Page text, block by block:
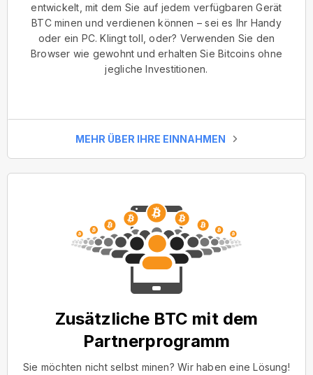
entwickelt, mit dem Sie auf jedem verfügbaren Gerät
BTC minen und verdienen können – sei es Ihr Handy
oder ein PC. Klingt toll, oder? Verwenden Sie den
Browser wie gewohnt und erhalten Sie Bitcoins ohne
jegliche Investitionen.
MEHR ÜBER IHRE EINNAHMEN
Zusätzliche BTC mit dem
Partnerprogramm
Sie möchten nicht selbst minen? Wir haben eine Lösung!